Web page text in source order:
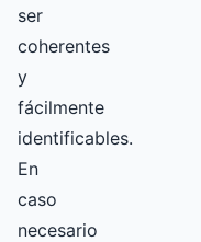
ser
coherentes
y
fácilmente
identificables.
En
caso
necesario